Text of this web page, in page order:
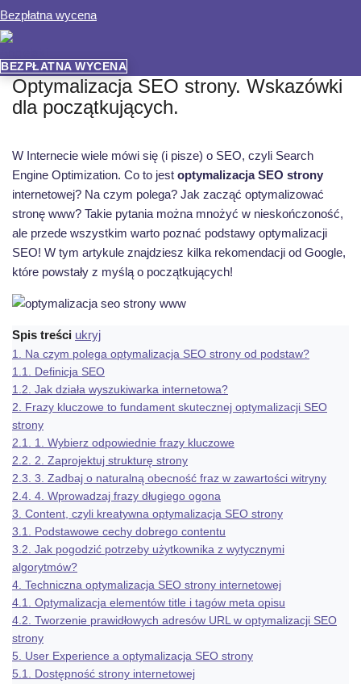
Bezpłatna wycena
BEZPŁATNA WYCENA
Optymalizacja SEO strony. Wskazówki
dla początkujących.
W Internecie wiele mówi się (i pisze) o SEO, czyli Search
Engine Optimization. Co to jest optymalizacja SEO strony
internetowej? Na czym polega? Jak zacząć optymalizować
stronę www? Takie pytania można mnożyć w nieskończoność,
ale przede wszystkim warto poznać podstawy optymalizacji
SEO! W tym artykule znajdziesz kilka rekomendacji od Google,
które powstały z myślą o początkujących!
Spis treści ukryj
1.
Na czym polega optymalizacja SEO strony od podstaw?
1.1.
Definicja SEO
1.2. Jak działa wyszukiwarka internetowa?
2.
Frazy kluczowe to fundament skutecznej optymalizacji SEO
strony
2.1.
1. Wybierz odpowiednie frazy kluczowe
2.2.
2. Zaprojektuj strukturę strony
2.3. 3. Zadbaj o naturalną obecność fraz w zawartości witryny
2.4. 4. Wprowadzaj frazy długiego ogona
3. Content, czyli kreatywna optymalizacja SEO strony
3.1.
Podstawowe cechy dobrego contentu
3.2. Jak pogodzić potrzeby użytkownika z wytycznymi
algorytmów?
4. Techniczna optymalizacja SEO strony internetowej
4.1.
Optymalizacja elementów title i tagów meta opisu
4.2. Tworzenie prawidłowych adresów URL w optymalizacji SEO
strony
5. User Experience a optymalizacja SEO strony
5.1.
Dostępność strony internetowej